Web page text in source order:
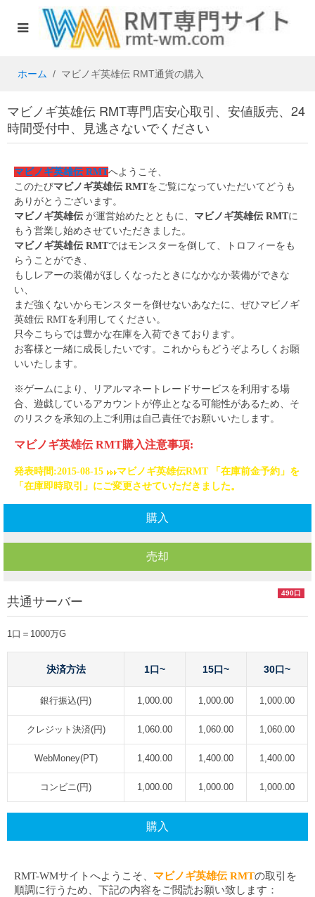
ホーム マビノギ英雄伝 RMT通貨の購入
マビノギ英雄伝 RMT専門店安心取引、安値販売、24
時間受付中、見逃さないでください
マビノギ英雄伝 RMTへようこそ、
このたびマビノギ英雄伝 RMTをご覧になっていただいてどうも
ありがとうございます。
マビノギ英雄伝 が運営始めたとともに、 マビノギ英雄伝 RMTに
もう営業し始めさせていただきました。
マビノギ英雄伝 RMTではモンスターを倒して、トロフィーをも
らうことができ、
もしレアーの装備がほしくなったときになかなか装備ができな
い、
まだ強くないからモンスターを倒せないあなたに、ぜひマビノギ
英雄伝 RMTを利用してください。
只今こちらでは豊かな在庫を入荷できております。
お客様と一緒に成長したいです。これからもどうぞよろしくお願
いいたします。
※ゲームにより、リアルマネートレードサービスを利用する場
合、遊戯しているアカウントが停止となる可能性があるため、そ
のリスクを承知の上ご利用は自己責任でお願いいたします。
マビノギ英雄伝RMT購入注意事項:
発表時間:2015-08-15 マビノギ英雄伝RMT
「在庫前金予約」を
「在庫即時取引」にご変更させていただきました。
購入
売却
490口
共通サーバー
1口＝1000万G
決済方法 1口~ 15口~ 30口~
銀行振込(円) 1,000.00 1,000.00 1,000.00
クレジット決済(円) 1,060.00 1,060.00 1,060.00
WebMoney(PT) 1,400.00 1,400.00 1,400.00
コンビニ(円) 1,000.00 1,000.00 1,000.00
購入
RMT-WMサイトへようこそ、 マビノギ英雄伝 RMTの取引を
順調に行うため、下記の内容をご閲読お願い致します：